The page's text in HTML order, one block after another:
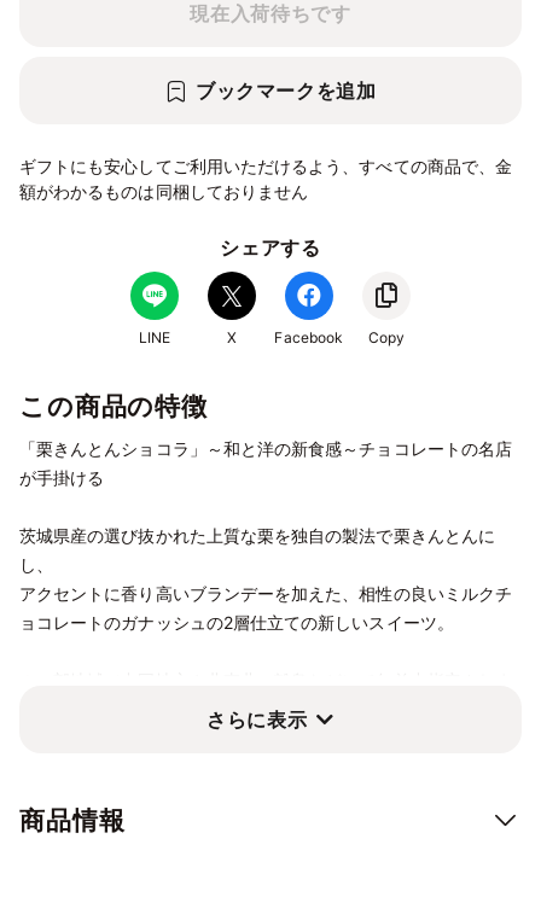
現在入荷待ちです
ブックマークを追加
ギフトにも安心してご利用いただけるよう、すべての商品で、金
額がわかるものは同梱しておりません
シェアする
LINE X Facebook Copy
この商品の特徴
「栗きんとんショコラ」～和と洋の新食感～チョコレートの名店
が手掛ける
茨城県産の選び抜かれた上質な栗を独自の製法で栗きんとんに
し、
アクセントに香り高いブランデーを加えた、相性の良いミルクチ
ョコレートのガナッシュの2層仕立ての新しいスイーツ。
すと発送日が早まる為お召し上がりいただける期間が通常より短
さらに表示
商品情報